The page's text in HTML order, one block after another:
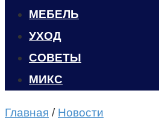
МЕБЕЛЬ
УХОД
CОВЕТЫ
МИКС
Главная / Новости